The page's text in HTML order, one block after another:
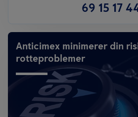
69 15 17
Anticimex minimerer din
rotteproblemer